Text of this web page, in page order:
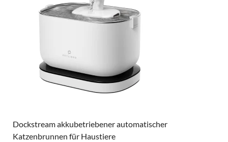
Dockstream akkubetriebener automatischer
Katzenbrunnen für Haustiere